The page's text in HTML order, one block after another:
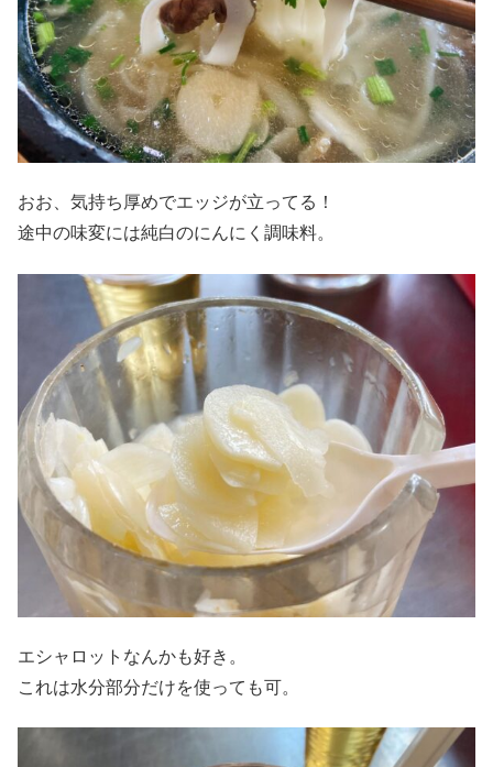
おお、気持ち厚めでエッジが立ってる！
途中の味変には純白のにんにく調味料。
エシャロットなんかも好き。
これは水分部分だけを使っても可。